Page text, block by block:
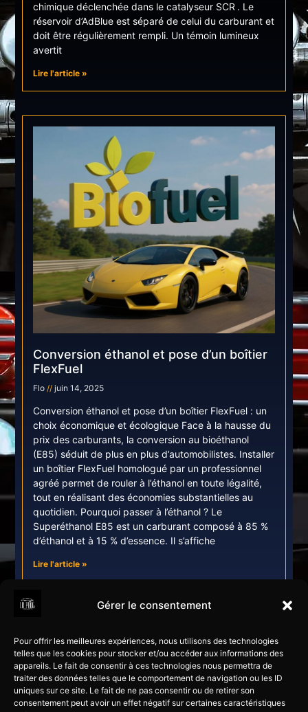
Gérer le consentement
Pour offrir les meilleures expériences, nous utilisons des technologies
telles que les cookies pour stocker et/ou accéder aux informations des
appareils. Le fait de consentir à ces technologies nous permettra de
traiter des données telles que le comportement de navigation ou les ID
uniques sur ce site. Le fait de ne pas consentir ou de retirer son
consentement peut avoir un effet négatif sur certaines caractéristiques
chimique déclenchée dans le catalyseur SCR . Le
réservoir d’AdBlue est séparé de celui du carburant et
doit être régulièrement rempli. Un témoin lumineux
avertit
Lire l'article »
Conversion éthanol et pose d’un boîtier
FlexFuel
Flo juin 14, 2025
Conversion éthanol et pose d’un boîtier FlexFuel : un
choix économique et écologique Face à la hausse du
prix des carburants, la conversion au bioéthanol
(E85) séduit de plus en plus d’automobilistes. Installer
un boîtier FlexFuel homologué par un professionnel
agréé permet de rouler à l’éthanol en toute légalité,
tout en réalisant des économies substantielles au
quotidien. Pourquoi passer à l’éthanol ? Le
Superéthanol E85 est un carburant composé à 85 %
d’éthanol et à 15 % d’essence. Il s’affiche
Lire l'article »
Services
Optimisation
perf
Flexfuel
Éthanol
Voiture
Poids-
lourds
Engin TP
Contact
19600 Larche
Email :
contact@lrprog.fr
Tel : 06 26 10 66 34